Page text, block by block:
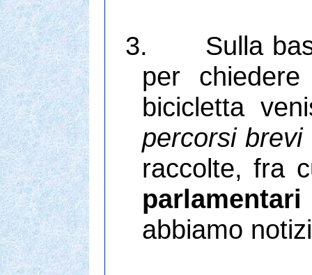
3.
Sulla
per
bicicletta
percorsi
raccolte, fra
abbiamo